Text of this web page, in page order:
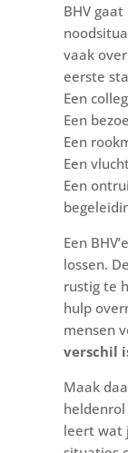
BHV
vaak
eerste
Een
Een
Een
Een
Een
Een
lossen.
rustig te
hulp
mensen
verschil
Maak
heldenrol
leert wat